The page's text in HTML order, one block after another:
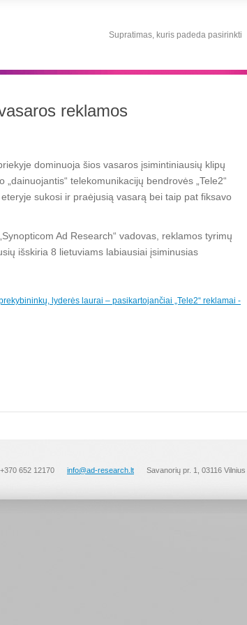
Supratimas, kuris padeda pasirinkti
reklamos
dominuoja šios vasaros įsimintiniausių klipų
telekomunikacijų bendrovės „Tele2“
sukosi ir praėjusią vasarą bei taip pat fiksavo
Ad Research“ vadovas, reklamos tyrimų
išskiria 8 lietuviams labiausiai įsiminusias
lyderės laurai – pasikartojančiai „Tele2“ reklamai -
+370 652 12170 info@ad-research.lt Savanorių pr. 1, 03116 Vilnius